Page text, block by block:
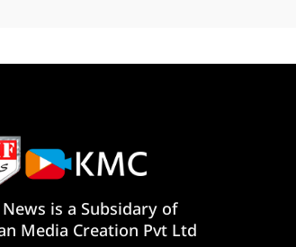
News is a Subsidary of
Media Creation Pvt Ltd